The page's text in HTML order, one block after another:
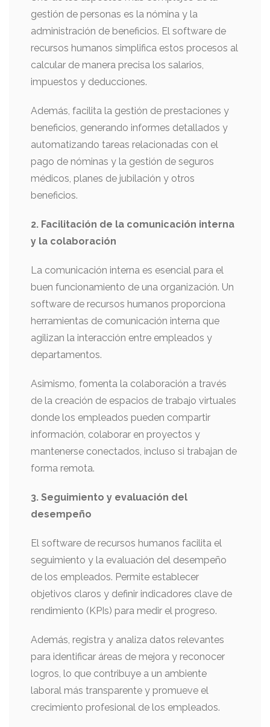
gestión de personas es la nómina y la
administración de beneficios. El software de
recursos humanos simplifica estos procesos al
calcular de manera precisa los salarios,
impuestos y deducciones.
Además, facilita la gestión de prestaciones y
beneficios, generando informes detallados y
automatizando tareas relacionadas con el
pago de nóminas y la gestión de seguros
médicos, planes de jubilación y otros
beneficios.
2. Facilitación de la comunicación interna
y la colaboración
La comunicación interna es esencial para el
buen funcionamiento de una organización. Un
software de recursos humanos proporciona
herramientas de comunicación interna que
agilizan la interacción entre empleados y
departamentos.
Asimismo, fomenta la colaboración a través
de la creación de espacios de trabajo virtuales
donde los empleados pueden compartir
información, colaborar en proyectos y
mantenerse conectados, incluso si trabajan de
forma remota.
3. Seguimiento y evaluación del
desempeño
El software de recursos humanos facilita el
seguimiento y la evaluación del desempeño
de los empleados. Permite establecer
objetivos claros y definir indicadores clave de
rendimiento (KPIs) para medir el progreso.
Además, registra y analiza datos relevantes
para identificar áreas de mejora y reconocer
logros, lo que contribuye a un ambiente
laboral más transparente y promueve el
crecimiento profesional de los empleados.